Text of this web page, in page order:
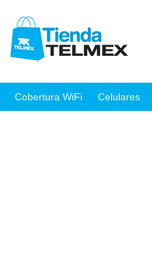
Cobertura WiFi Celulares